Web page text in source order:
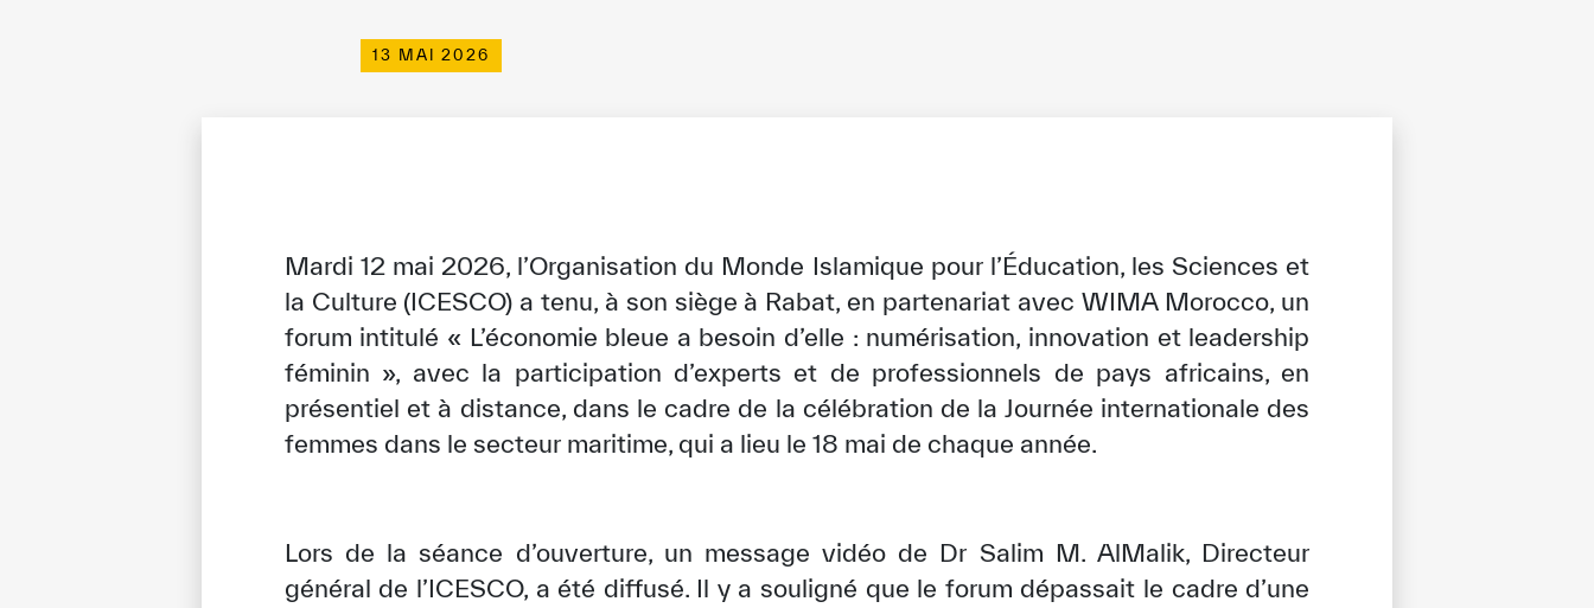
13 MAI 2026
Mardi 12 mai 2026, l’Organisation du Monde Islamique pour l’Éducation, les Sciences et
la Culture (ICESCO) a tenu, à son siège à Rabat, en partenariat avec WIMA Morocco, un
forum intitulé « L’économie bleue a besoin d’elle : numérisation, innovation et leadership
féminin », avec la participation d’experts et de professionnels de pays africains, en
présentiel et à distance, dans le cadre de la célébration de la Journée internationale des
femmes dans le secteur maritime, qui a lieu le 18 mai de chaque année.
Lors de la séance d’ouverture, un message vidéo de Dr Salim M. AlMalik, Directeur
général de l’ICESCO, a été diffusé. Il y a souligné que le forum dépassait le cadre d’une